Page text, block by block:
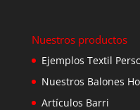
Nuestros productos
Ejemplos Textil
Nuestros Balones
Artículos Barri